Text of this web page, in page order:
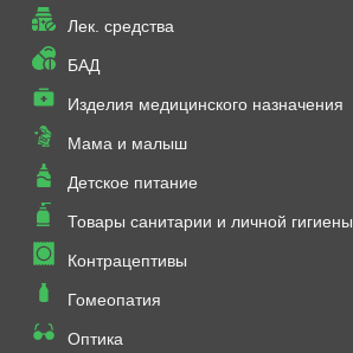
Лек. средства
БАД
Изделия медицинского назначения
Мама и малыш
Детское питание
Товары санитарии и личной гигиены
Контрацептивы
Гомеопатия
Оптика